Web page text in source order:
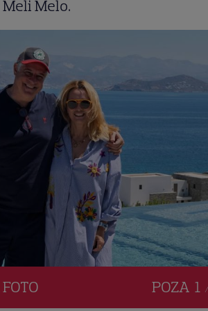
Melo.
FOTO POZA 1